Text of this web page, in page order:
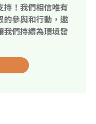
持！我們相信唯有
的參與和行動，邀
我們持續為環境發